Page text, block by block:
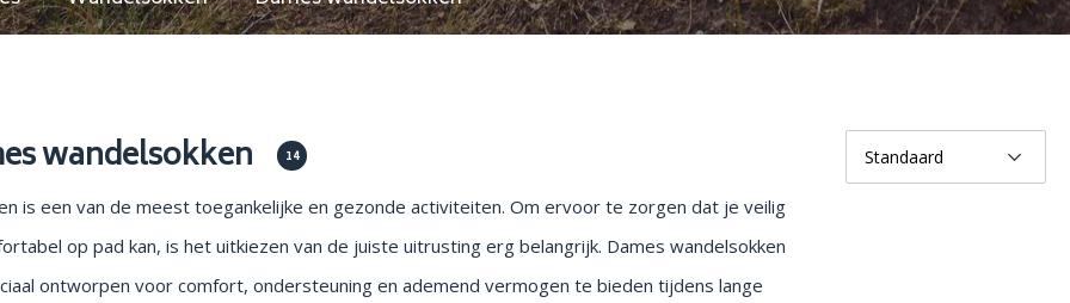
en parasols
wandelsokken 14
is een van de meest toegankelijke en gezonde activiteiten. Om ervoor te zorgen dat je veilig
op pad kan, is het uitkiezen van de juiste uitrusting erg belangrijk. Dames wandelsokken
ontworpen voor comfort, ondersteuning en ademend vermogen te bieden tijdens lange